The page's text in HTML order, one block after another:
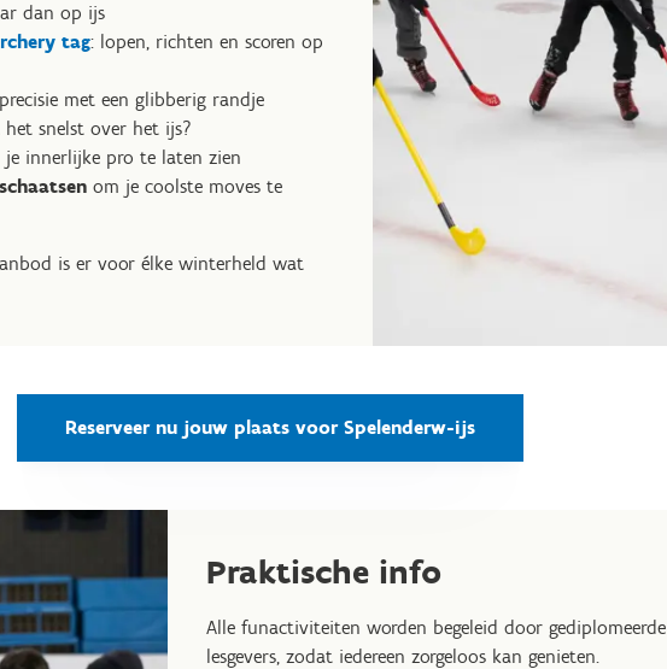
dan op ijs
tag: lopen, richten en scoren op
met een glibberig randje
snelst over het ijs?
innerlijke pro te laten zien
om je coolste moves te
is er voor élke winterheld wat
Reserveer nu jouw plaats voor Spelenderw-ijs
Praktische info
Alle funactiviteiten worden begeleid door gediplomeerde
lesgevers, zodat iedereen zorgeloos kan genieten.